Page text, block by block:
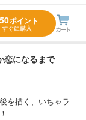
ポイント
すぐに購入
恋になるまで
を描く、いちゃラ